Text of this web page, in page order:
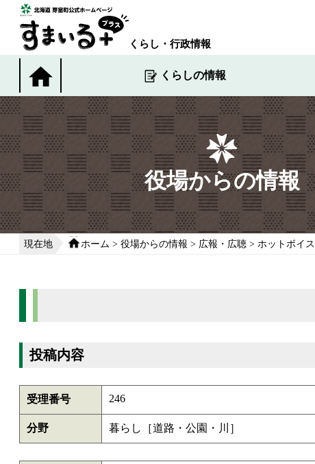
くらし・行政情報
くらしの情報
役場からの情報
現在地 ホーム > 役場からの情報 > 広報・広聴 > ホットボイス
投稿内容
受理番号 246
分野 暮らし［道路・公園・川］